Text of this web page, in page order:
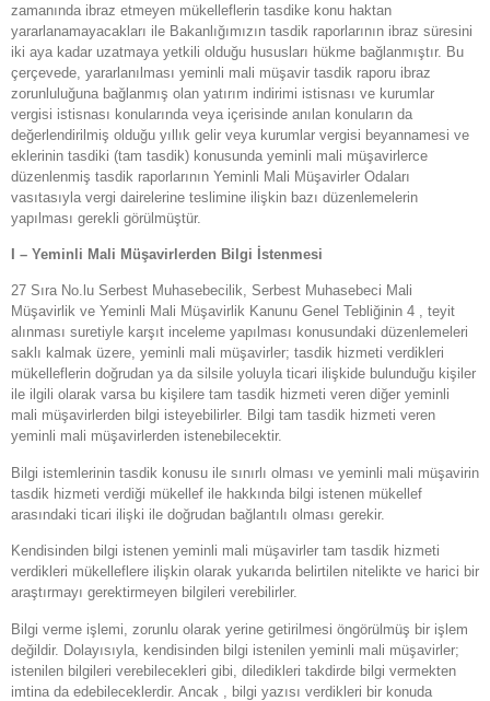
zamanında ibraz etmeyen mükelleflerin tasdike konu haktan
yararlanamayacakları ile Bakanlığımızın tasdik raporlarının ibraz süresini
iki aya kadar uzatmaya yetkili olduğu hususları hükme bağlanmıştır. Bu
çerçevede, yararlanılması yeminli mali müşavir tasdik raporu ibraz
zorunluluğuna bağlanmış olan yatırım indirimi istisnası ve kurumlar
vergisi istisnası konularında veya içerisinde anılan konuların da
değerlendirilmiş olduğu yıllık gelir veya kurumlar vergisi beyannamesi ve
eklerinin tasdiki (tam tasdik) konusunda yeminli mali müşavirlerce
düzenlenmiş tasdik raporlarının Yeminli Mali Müşavirler Odaları
vasıtasıyla vergi dairelerine teslimine ilişkin bazı düzenlemelerin
yapılması gerekli görülmüştür.
I – Yeminli Mali Müşavirlerden Bilgi İstenmesi
27 Sıra No.lu Serbest Muhasebecilik, Serbest Muhasebeci Mali
Müşavirlik ve Yeminli Mali Müşavirlik Kanunu Genel Tebliğinin 4 , teyit
alınması suretiyle karşıt inceleme yapılması konusundaki düzenlemeleri
saklı kalmak üzere, yeminli mali müşavirler; tasdik hizmeti verdikleri
mükelleflerin doğrudan ya da silsile yoluyla ticari ilişkide bulunduğu kişiler
ile ilgili olarak varsa bu kişilere tam tasdik hizmeti veren diğer yeminli
mali müşavirlerden bilgi isteyebilirler. Bilgi tam tasdik hizmeti veren
yeminli mali müşavirlerden istenebilecektir.
Bilgi istemlerinin tasdik konusu ile sınırlı olması ve yeminli mali müşavirin
tasdik hizmeti verdiği mükellef ile hakkında bilgi istenen mükellef
arasındaki ticari ilişki ile doğrudan bağlantılı olması gerekir.
Kendisinden bilgi istenen yeminli mali müşavirler tam tasdik hizmeti
verdikleri mükelleflere ilişkin olarak yukarıda belirtilen nitelikte ve harici bir
araştırmayı gerektirmeyen bilgileri verebilirler.
Bilgi verme işlemi, zorunlu olarak yerine getirilmesi öngörülmüş bir işlem
değildir. Dolayısıyla, kendisinden bilgi istenilen yeminli mali müşavirler;
istenilen bilgileri verebilecekleri gibi, diledikleri takdirde bilgi vermekten
imtina da edebileceklerdir. Ancak , bilgi yazısı verdikleri bir konuda